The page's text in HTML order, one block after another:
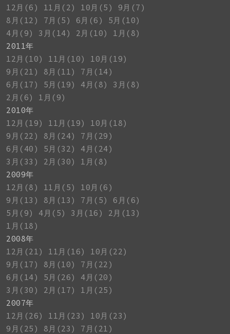
12月(6)
11月(2) 10月(5)
9月(7)
8月(12)
7月(5) 6月(6)
5月(10)
4月(9)
3月(14) 2月(10)
1月(8)
2011年
12月(10)
11月(10)
10月(19)
9月(21)
8月(11)
7月(14)
6月(17)
5月(19) 4月(8)
3月(8)
2月(6)
1月(9)
2010年
12月(19)
11月(19)
10月(18)
9月(22)
8月(24)
7月(29)
6月(40)
5月(32)
4月(24)
3月(33)
2月(30)
1月(8)
2009年
12月(8)
11月(5)
10月(6)
9月(13)
8月(13) 7月(5)
6月(6)
5月(9)
4月(5) 3月(16)
2月(13)
1月(18)
2008年
12月(21)
11月(16)
10月(22)
9月(17)
8月(10)
7月(22)
6月(14)
5月(26)
4月(20)
3月(30)
2月(17)
1月(25)
2007年
12月(26)
11月(23)
10月(23)
9月(25)
8月(23)
7月(21)